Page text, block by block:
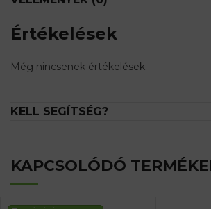
Értékelések
Még nincsenek értékelések.
KELL SEGÍTSÉG?
KAPCSOLÓDÓ